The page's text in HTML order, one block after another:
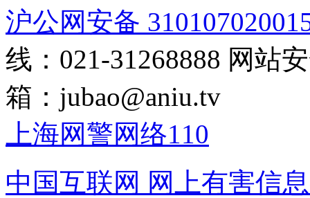
沪公网安备
线：021-31268888 网站
箱： jubao@aniu.tv
上海网警网络110
中国互联网 网上有害信